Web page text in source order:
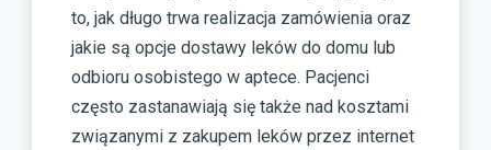
to, jak długo trwa realizacja zamówienia oraz
jakie są opcje dostawy leków do domu lub
odbioru osobistego w aptece. Pacjenci
często zastanawiają się także nad kosztami
związanymi z zakupem leków przez internet